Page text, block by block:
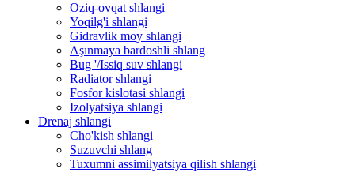
Oziq-ovqat shlangi
Yoqilg'i shlangi
Gidravlik moy shlangi
Aşınmaya bardoshli shlang
Bug '/Issiq suv shlangi
Radiator shlangi
Fosfor kislotasi shlangi
Izolyatsiya shlangi
Drenaj shlangi
Cho'kish shlangi
Suzuvchi shlang
Tuxumni assimilyatsiya qilish shlangi